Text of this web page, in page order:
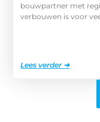
bouwpartner met
verbouwen is voor
Lees verder ➜